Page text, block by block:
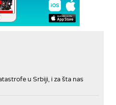
u Srbiji, i za šta nas